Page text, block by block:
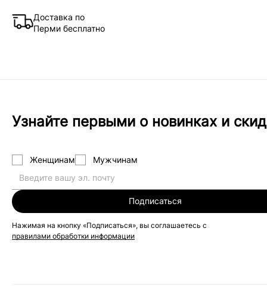
Доставка по
Перми бесплатно
Узнайте первыми о новинках и
Женщинам Мужчинам
Подписаться
Нажимая на кнопку «Подписаться», вы соглашаетесь с
правилами обработки информации